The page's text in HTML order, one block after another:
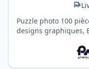
Puzzle photo 100
designs graphiques,